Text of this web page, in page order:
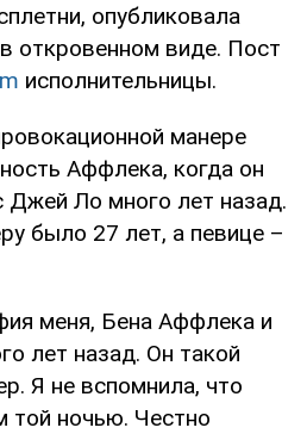
опубликовала
откровенном виде. Пост
исполнительницы.
манере
Аффлека, когда он
Джей Ло много лет назад.
было 27 лет, а певице –
меня, Бена Аффлека и
лет назад. Он такой
Я не вспомнила, что
той ночью. Честно